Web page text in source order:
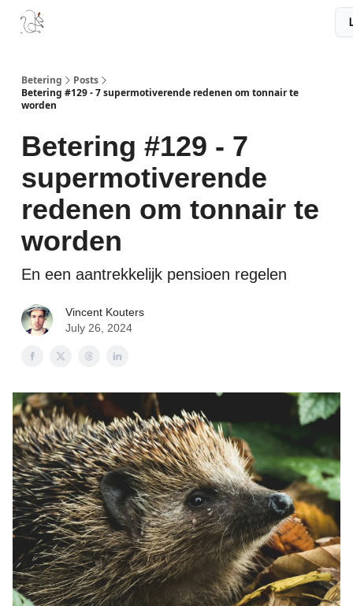
Betering
Posts
Betering #129 - 7 supermotiverende redenen om tonnair te
worden
Betering #129 - 7
supermotiverende
redenen om tonnair te
worden
En een aantrekkelijk pensioen regelen
Vincent Kouters
July 26, 2024